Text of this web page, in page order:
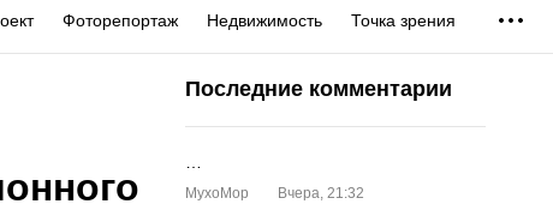
Фоторепортаж Недвижимость Точка зрения
Последние комментарии
MyxoMop Вчера, 21:32